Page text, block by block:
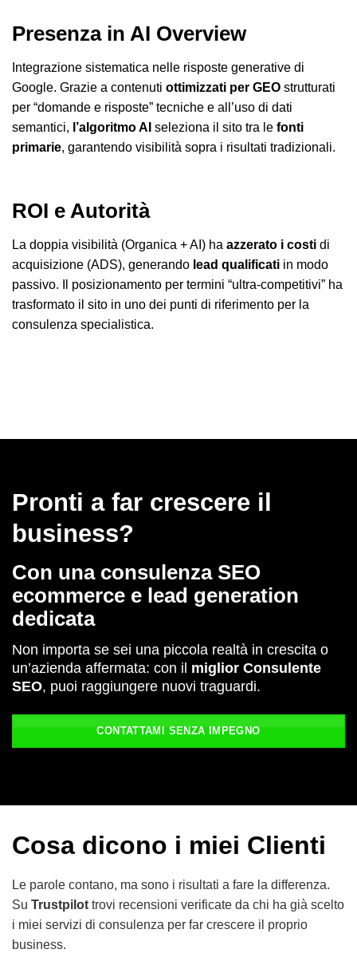
Presenza in AI Overview
Integrazione sistematica nelle risposte generative di
Google. Grazie a contenuti ottimizzati per GEO strutturati
per “domande e risposte” tecniche e all’uso di dati
semantici, l’algoritmo AI seleziona il sito tra le fonti
primarie, garantendo visibilità sopra i risultati tradizionali.
ROI e Autorità
La doppia visibilità (Organica + AI) ha azzerato i costi di
acquisizione (ADS), generando lead qualificati in modo
passivo. Il posizionamento per termini “ultra-competitivi” ha
trasformato il sito in uno dei punti di riferimento per la
consulenza specialistica.
Pronti a far crescere il
business?
Con una consulenza SEO
ecommerce e lead generation
dedicata
Non importa se sei una piccola realtà in crescita o
un’azienda affermata: con il miglior Consulente
SEO, puoi raggiungere nuovi traguardi.
CONTATTAMI SENZA IMPEGNO
Cosa dicono i miei Clienti
Le parole contano, ma sono i risultati a fare la differenza.
Su Trustpilot trovi recensioni verificate da chi ha già scelto
i miei servizi di consulenza per far crescere il proprio
business.